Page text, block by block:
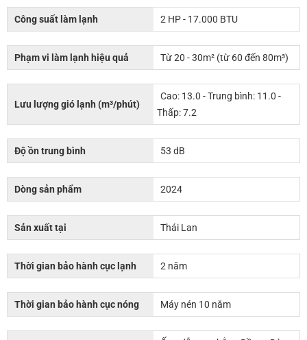
Công suất làm lạnh 2 HP - 17.000 BTU
Phạm vi làm lạnh hiệu quả Từ 20 - 30m² (từ 60 đến 80m³)
Lưu lượng gió lạnh (m³/phút)
Cao: 13.0 - Trung bình: 11.0 -
Thấp: 7.2
Độ ồn trung bình 53 dB
Dòng sản phẩm 2024
Sản xuất tại Thái Lan
Thời gian bảo hành cục lạnh 2 năm
Thời gian bảo hành cục nóng Máy nén 10 năm